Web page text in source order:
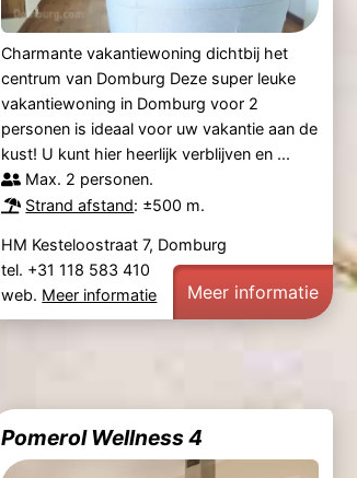
Charmante vakantiewoning dichtbij het
centrum van Domburg Deze super leuke
vakantiewoning in Domburg voor 2
personen is ideaal voor uw vakantie aan de
kust! U kunt hier heerlijk verblijven en ...
Max. 2 personen.
Strand afstand: ±500 m.
HM Kesteloostraat 7, Domburg
tel. +31 118 583 410
web. Meer informatie Meer informatie
Pomerol Wellness 4